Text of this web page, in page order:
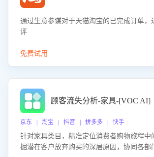
通过生意参谋对于天猫淘宝的已完成订单，
评
免费试用
顾客流失分析-家具-[VOC AI]
京东 | 淘宝 | 抖音 | 拼多多 | 快手
针对家具类目，精准定位消费者购物旅程中
掘潜在客户放弃购买的深层原因，协同各部